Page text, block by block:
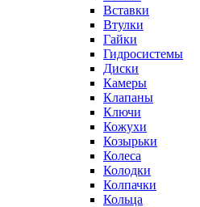
Вставки
Втулки
Гайки
Гидросистемы
Диски
Камеры
Клапаны
Ключи
Кожухи
Козырьки
Колеса
Колодки
Колпачки
Кольца